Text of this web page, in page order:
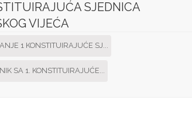
SJEDNICA
VIJEĆA
1 KONSTITUIRAJUĆE SJ...
SA 1. KONSTITUIRAJUĆE...